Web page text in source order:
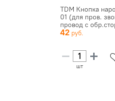
TDM Кнопка
01 (для пров.
провод с
42
шт